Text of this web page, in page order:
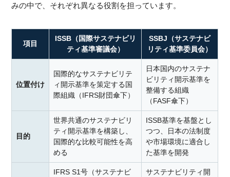
みの中で、それぞれ異なる役割を担っています。
項目
ISSB（国際サステナビリ
ティ基準審議会）
SSBJ（サステナビ
リティ基準委員会）
位置付け
国際的なサステナビリテ
ィ開示基準を策定する国
際組織（IFRS財団傘下）
日本国内のサステナ
ビリティ開示基準を
整備する組織
（FASF傘下）
目的
世界共通のサステナビリ
ティ開示基準を構築し、
国際的な比較可能性を高
める
ISSB基準を基盤とし
つつ、日本の法制度
や市場環境に適合し
た基準を開発
IFRS S1号（サステナビ
サステナビリティ開